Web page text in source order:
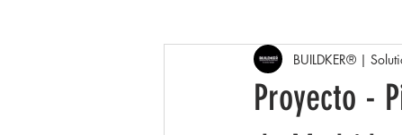
Proyecto -
BUILDKER® |